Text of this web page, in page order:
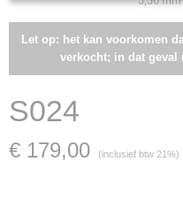
Let op: het kan voorkomen
verkocht; in dat geval
S024
€ 179,00 (inclusief btw 21%)